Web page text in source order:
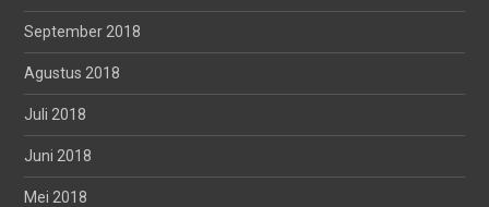
September 2018
Agustus 2018
Juli 2018
Juni 2018
Mei 2018